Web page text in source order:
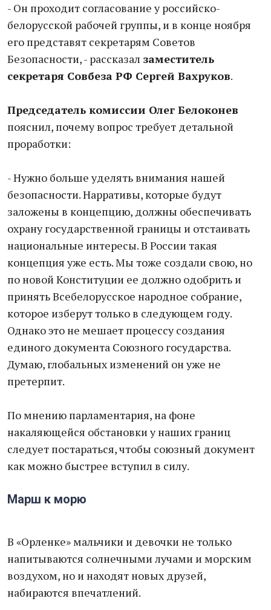
- Он проходит согласование у российско-
белорусской рабочей группы, и в конце ноября
его представят секретарям Советов
Безопасности, - рассказал заместитель
секретаря Совбеза РФ Сергей Вахруков.
Председатель комиссии Олег Белоконев
пояснил, почему вопрос требует детальной
проработки:
- Нужно больше уделять внимания нашей
безопасности. Нарративы, которые будут
заложены в концепцию, должны обеспечивать
охрану государственной границы и отстаивать
национальные интересы. В России такая
концепция уже есть. Мы тоже создали свою, но
по новой Конституции ее должно одобрить и
принять Всебелорусское народное собрание,
которое изберут только в следующем году.
Однако это не мешает процессу создания
единого документа Союзного государства.
Думаю, глобальных изменений он уже не
претерпит.
По мнению парламентария, на фоне
накаляющейся обстановки у наших границ
следует постараться, чтобы союзный документ
как можно быстрее вступил в силу.
Марш к морю
В «Орленке» мальчики и девочки не только
напитываются солнечными лучами и морским
воздухом, но и находят новых друзей,
набираются впечатлений.